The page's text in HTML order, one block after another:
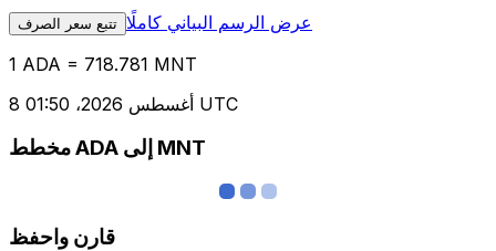
تتبع سعر الصرف عرض الرسم البياني كاملًا
1 ADA = 718.781 MNT
8 أغسطس 2026، 01:50 UTC
مخطط ADA إلى MNT
قارن واحفظ